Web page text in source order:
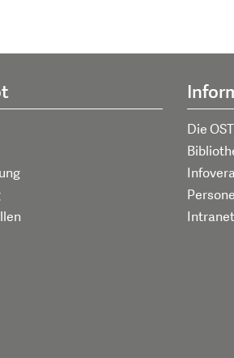
Die OST